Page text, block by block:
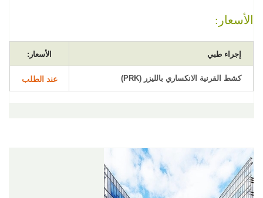
الأسعار:
إجراء طبي الأسعار:
كشط القرنية الانكساري بالليزر (PRK) عند الطلب